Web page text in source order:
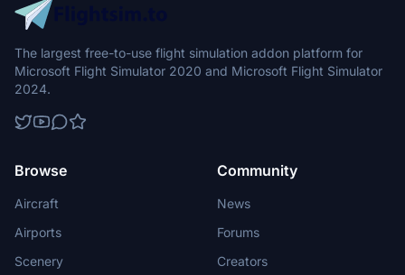
The largest free-to-use flight simulation addon platform for
Microsoft Flight Simulator 2020 and Microsoft Flight Simulator
2024.
Browse
Aircraft
Airports
Scenery
Community
News
Forums
Creators